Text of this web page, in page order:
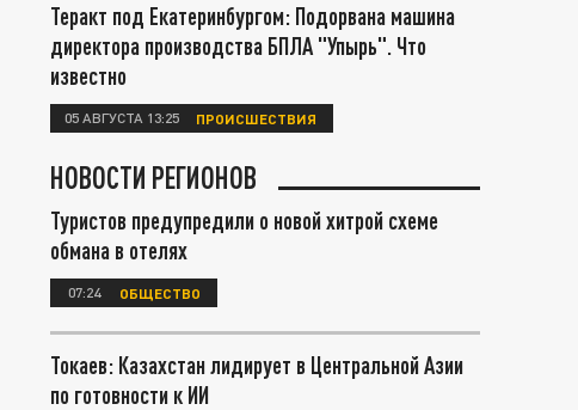
Теракт под Екатеринбургом: Подорвана машина
директора производства БПЛА "Упырь". Что
известно
05 АВГУСТА 13:25 ПРОИСШЕСТВИЯ
НОВОСТИ РЕГИОНОВ
Туристов предупредили о новой хитрой схеме
обмана в отелях
07:24 ОБЩЕСТВО
Токаев: Казахстан лидирует в Центральной Азии
по готовности к ИИ